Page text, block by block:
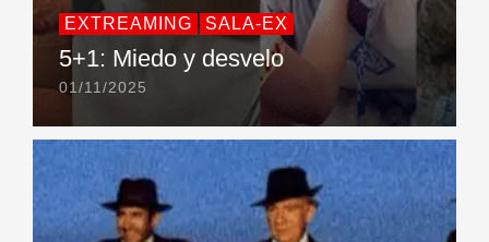
EXTREAMING SALA-EX
5+1: Miedo y desvelo
01/11/2025